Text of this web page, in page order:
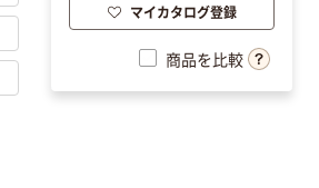
マイカタログ登録
商品を比較